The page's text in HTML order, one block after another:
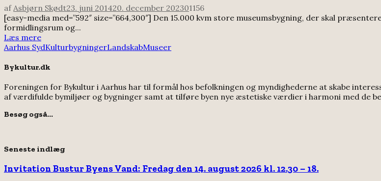
af Asbjørn Skødt23. juni 201420. december 202301156
[easy-media med=”592″ size=”664,300″] Den 15.000 kvm store museumsbygning, der skal
formidlingsrum og...
Læs mere
Aarhus SydKulturbygningerLandskabMuseer
Bykultur.dk
Foreningen for Bykultur i Aarhus har til formål hos befolkningen og myndighederne at skabe
af værdifulde bymiljøer og bygninger samt at tilføre byen nye æstetiske værdier i harmoni med de
Besøg også...
Seneste indlæg
Invitation Bustur Byens Vand: Fredag den 14. august 2026 kl. 12.30 – 18.